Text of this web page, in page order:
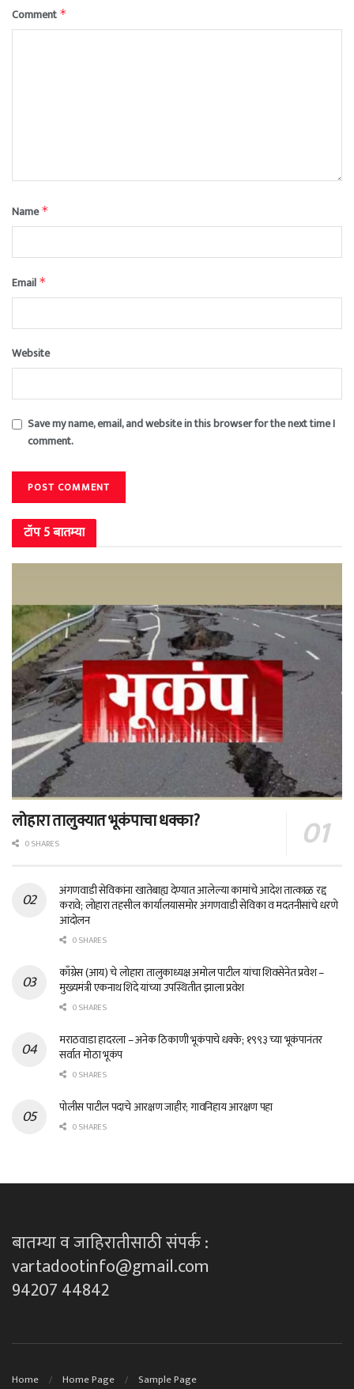
Comment *
Name*
Email *
Website
Save my name, email, and website in this browser for the next time I
comment.
टॉप 5 बातम्या
लोहारा तालुक्यात भूकंपाचा धक्का?
0 SHARES
अंगणवाडी सेविकांना खातेबाह्य देण्यात आलेल्या कामांचे आदेश तात्काळ रद्द
करावे; लोहारा तहसील कार्यालयासमोर अंगणवाडी सेविका व मदतनीसांचे धरणे
आंदोलन
0 SHARES
काँग्रेस (आय) चे लोहारा तालुकाध्यक्ष अमोल पाटील यांचा शिवसेनेत प्रवेश –
मुख्यमंत्री एकनाथ शिंदे यांच्या उपस्थितीत झाला प्रवेश
0 SHARES
मराठवाडा हादरला – अनेक ठिकाणी भूकंपाचे धक्के; १९९३ च्या भूकंपानंतर
सर्वात मोठा भूकंप
0 SHARES
पोलीस पाटील पदाचे आरक्षण जाहीर; गावनिहाय आरक्षण पहा
0 SHARES
बातम्या व जाहिरातीसाठी संपर्क :
vartadootinfo@gmail.com
94207 44842
Home Home Page Sample Page